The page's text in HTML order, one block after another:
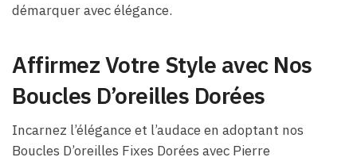
démarquer avec élégance.
Affirmez Votre Style avec Nos
Boucles D’oreilles Dorées
Incarnez l’élégance et l’audace en adoptant nos
Boucles D’oreilles Fixes Dorées avec Pierre